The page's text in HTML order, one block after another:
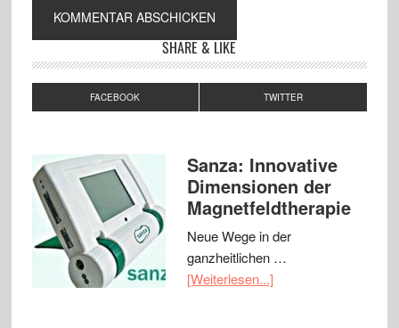
SHARE & LIKE
FACEBOOK TWITTER
Sanza: Innovative
Dimensionen der
Magnetfeldtherapie
Neue Wege in der
ganzheitlichen …
[Weiterlesen...]